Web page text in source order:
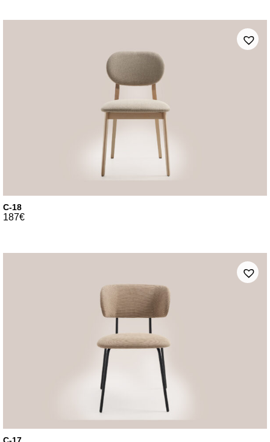
C-18
187€